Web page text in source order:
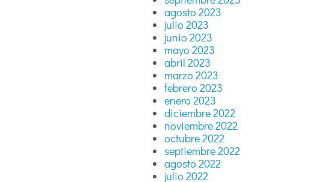
agosto 2023
julio 2023
junio 2023
mayo 2023
abril 2023
marzo 2023
febrero 2023
enero 2023
diciembre 2022
noviembre 2022
octubre 2022
septiembre 2022
agosto 2022
julio 2022